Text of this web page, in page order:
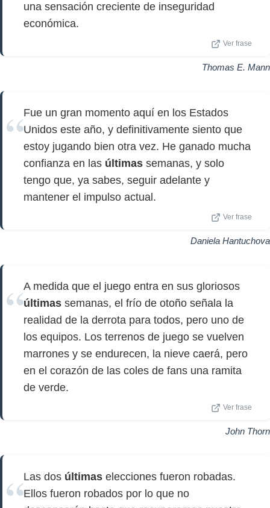
una sensación creciente de inseguridad
económica.
Ver frase
Thomas E. Mann
Fue un gran momento aquí en los Estados
Unidos este año, y definitivamente siento que
estoy jugando bien otra vez. He ganado mucha
confianza en las últimas semanas, y solo
tengo que, ya sabes, seguir adelante y
mantener el impulso actual.
Ver frase
Daniela Hantuchova
A medida que el juego entra en sus gloriosos
últimas semanas, el frío de otoño señala la
realidad de la derrota para todos, pero uno de
los equipos. Los terrenos de juego se vuelven
marrones y se endurecen, la nieve caerá, pero
en el corazón de las coles de fans una ramita
de verde.
Ver frase
John Thorn
Las dos últimas elecciones fueron robadas.
Ellos fueron robados por lo que no